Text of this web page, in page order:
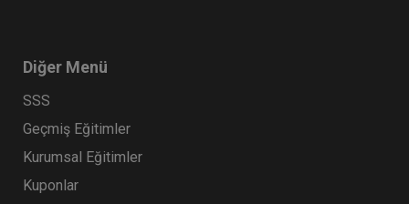
Diğer Menü
SSS
Geçmiş Eğitimler
Kurumsal Eğitimler
Kuponlar